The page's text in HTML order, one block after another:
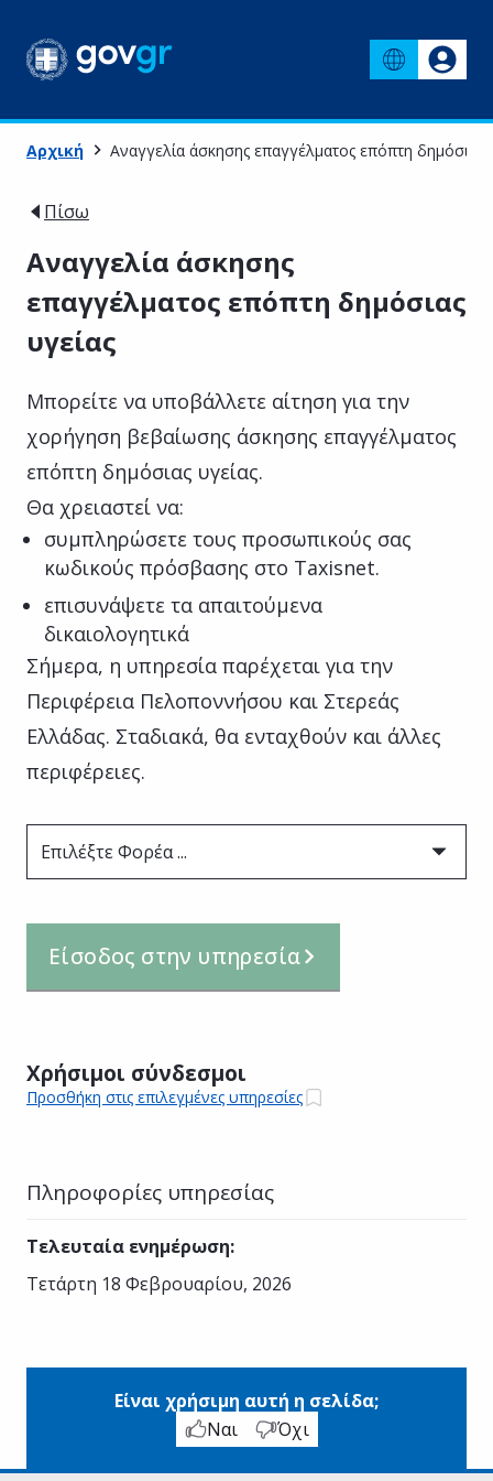
Αρχική Αναγγελία άσκησης επαγγέλματος επόπτη δημόσιας
Πίσω
Αναγγελία άσκησης
επαγγέλματος επόπτη δημόσιας
υγείας
Μπορείτε να υποβάλλετε αίτηση για την
χορήγηση βεβαίωσης άσκησης επαγγέλματος
επόπτη δημόσιας υγείας.
Θα χρειαστεί να:
συμπληρώσετε τους προσωπικούς σας
κωδικούς πρόσβασης στο Taxisnet.
επισυνάψετε τα απαιτούμενα
δικαιολογητικά
Σήμερα, η υπηρεσία παρέχεται για την
Περιφέρεια Πελοποννήσου και Στερεάς
Ελλάδας. Σταδιακά, θα ενταχθούν και άλλες
περιφέρειες.
Επιλέξτε Φορέα ...
Είσοδος στην υπηρεσία
Χρήσιμοι σύνδεσμοι
Προσθήκη στις επιλεγμένες υπηρεσίες
Πληροφορίες υπηρεσίας
Τελευταία ενημέρωση:
Τετάρτη 18 Φεβρουαρίου, 2026
Είναι χρήσιμη αυτή η σελίδα;
Ναι
Όχι